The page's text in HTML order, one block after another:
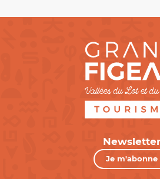
Newsletter
Je m'abonne